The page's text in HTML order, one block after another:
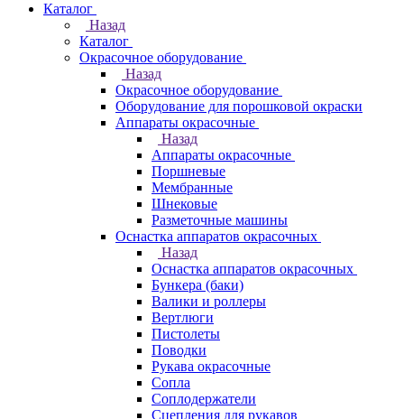
Каталог
Назад
Каталог
Окрасочное оборудование
Назад
Окрасочное оборудование
Оборудование для порошковой окраски
Аппараты окрасочные
Назад
Аппараты окрасочные
Поршневые
Мембранные
Шнековые
Разметочные машины
Оснастка аппаратов окрасочных
Назад
Оснастка аппаратов окрасочных
Бункера (баки)
Валики и роллеры
Вертлюги
Пистолеты
Поводки
Рукава окрасочные
Сопла
Соплодержатели
Сцепления для рукавов